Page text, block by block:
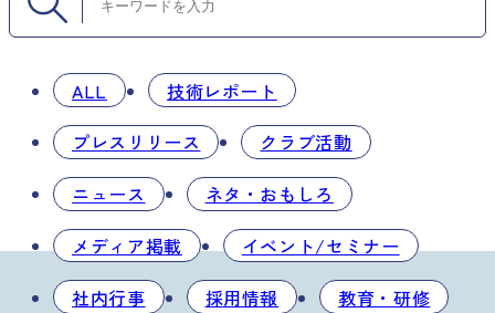
ALL
技術レポート
プレスリリース
クラブ活動
ニュース
ネタ・おもしろ
メディア掲載
イベント/セミナー
社内行事
採用情報
教育・研修